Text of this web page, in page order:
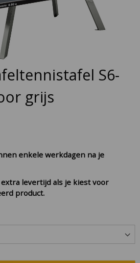
S6-
grijs
enkele werkdagen na je
levertijd als je kiest voor
product.